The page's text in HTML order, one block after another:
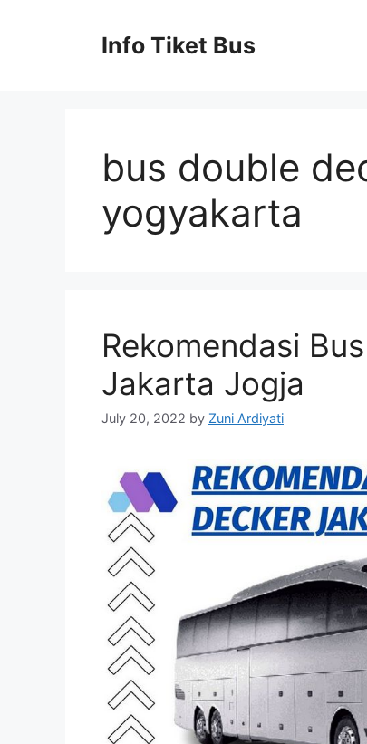
Info Tiket Bus
bus double
yogyakarta
Rekomendasi
Jakarta Jogja
July 20, 2022 by Zuni Ardiyati